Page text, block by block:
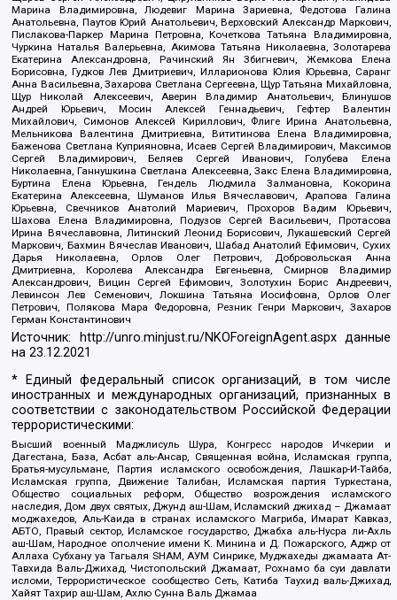
Марина Владимировна, Людевиг Марина Зариевна, Федотова Галина
Анатольевна, Паутов Юрий Анатольевич, Верховский Александр Маркович,
Пислакова-Паркер Марина Петровна, Кочеткова Татьяна Владимировна,
Чуркина Наталья Валерьевна, Акимова Татьяна Николаевна, Золотарева
Екатерина Александровна, Рачинский Ян Збигневич, Жемкова Елена
Борисовна, Гудков Лев Дмитриевич, Илларионова Юлия Юрьевна, Саранг
Анна Васильевна, Захарова Светлана Сергеевна, Щур Татьяна Михайловна,
Щур Николай Алексеевич, Аверин Владимир Анатольевич, Блинушов
Андрей Юрьевич, Мосин Алексей Геннадьевич, Гефтер Валентин
Михайлович, Симонов Алексей Кириллович, Флиге Ирина Анатольевна,
Мельникова Валентина Дмитриевна, Вититинова Елена Владимировна,
Баженова Светлана Куприяновна, Исаев Сергей Владимирович, Максимов
Сергей Владимирович, Беляев Сергей Иванович, Голубева Елена
Николаевна, Ганнушкина Светлана Алексеевна, Закс Елена Владимировна,
Буртина Елена Юрьевна, Гендель Людмила Залмановна, Кокорина
Екатерина Алексеевна, Шуманов Илья Вячеславович, Арапова Галина
Юрьевна, Свечников Анатолий Мариевич, Прохоров Вадим Юрьевич,
Шахова Елена Владимировна, Подузов Сергей Васильевич, Протасова
Ирина Вячеславовна, Литинский Леонид Борисович, Лукашевский Сергей
Маркович, Бахмин Вячеслав Иванович, Шабад Анатолий Ефимович, Сухих
Дарья Николаевна, Орлов Олег Петрович, Добровольская Анна
Дмитриевна, Королева Александра Евгеньевна, Смирнов Владимир
Александрович, Вицин Сергей Ефимович, Золотухин Борис Андреевич,
Левинсон Лев Семенович, Локшина Татьяна Иосифовна, Орлов Олег
Петрович, Полякова Мара Федоровна, Резник Генри Маркович, Захаров
Герман Константинович
Источник: http://unro.minjust.ru/NKOForeignAgent.aspxданные
на23.12.2021
* Единый федеральный список организаций, в том числе
иностранных и международных организаций, признанных в
соответствии с законодательством Российской Федерации
террористическими:
Высший военный Маджлисуль Шура, Конгресс народов Ичкерии и
Дагестана, База, Асбат аль-Ансар, Священная война, Исламская группа,
Братья-мусульмане, Партия исламского освобождения, Лашкар-И-Тайба,
Исламская группа, Движение Талибан, Исламская партия Туркестана,
Общество социальных реформ, Общество возрождения исламского
наследия, Дом двух святых, Джунд аш-Шам, Исламский джихад – Джамаат
моджахедов, Аль-Каида в странах исламского Магриба, Имарат Кавказ,
АБТО, Правый сектор, Исламское государство, Джабха аль-Нусра ли-Ахль
аш-Шам, Народное ополчение имени К. Минина и Д. Пожарского, Аджр от
Аллаха Субхану уа Тагьаля SHAM, АУМ Синрике, Муджахеды джамаата Ат-
Тавхида Валь-Джихад, Чистопольский Джамаат, Рохнамо ба суи давлати
исломи, Террористическое сообщество Сеть, Катиба Таухид валь-Джихад,
Хайят Тахрир аш-Шам, Ахлю Сунна Валь Джамаа